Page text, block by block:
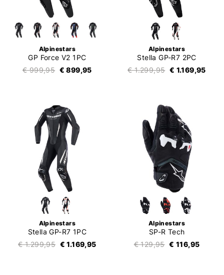
Alpinestars
GP Force V2 1PC
€ 999,95 € 899,95
Alpinestars
Stella GP-R7 2PC
€ 1.299,95 € 1.169,95
Alpinestars
Stella GP-R7 1PC
€ 1.299,95 € 1.169,95
Alpinestars
SP-R Tech
€ 129,95 € 116,95